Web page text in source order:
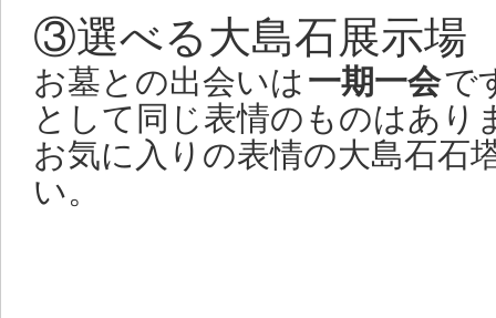
知らせ ↑ クリック！！
2014 8/14 やまにしイチオシ
ンテンツ追加しました。
③選べる大島石展示場
お墓との出会いは 一期一会で
として同じ表情のものはあり
お気に入りの表情の大島石石
い。